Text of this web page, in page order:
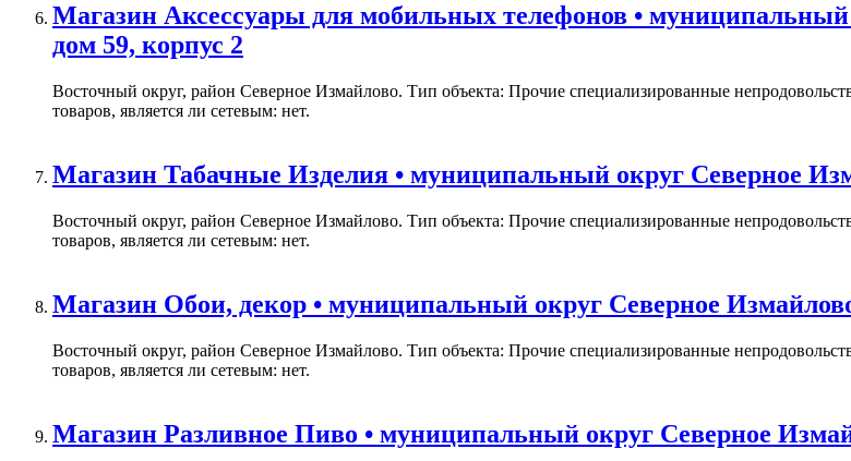
Магазин Аксессуары для мобильных телефонов •
дом 59, корпус 2
Восточный округ, район Северное Измайлово. Тип объекта: Прочие специализированные
товаров, является ли сетевым: нет.
Магазин Табачные Изделия • муниципальный округ Северное
Восточный округ, район Северное Измайлово. Тип объекта: Прочие специализированные
товаров, является ли сетевым: нет.
Магазин Обои, декор • муниципальный округ Северное
Восточный округ, район Северное Измайлово. Тип объекта: Прочие специализированные
товаров, является ли сетевым: нет.
Магазин Разливное Пиво • муниципальный округ Северное